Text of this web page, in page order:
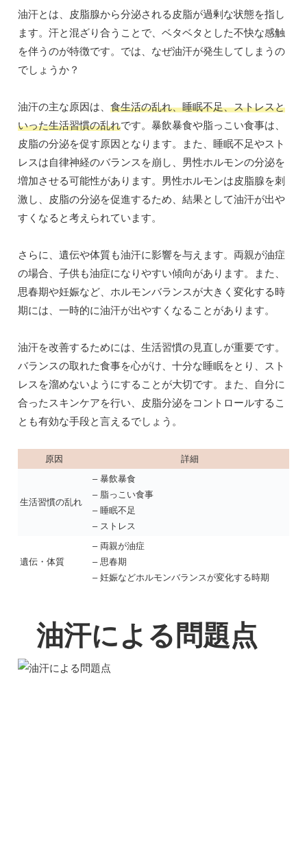
油汗とは、皮脂腺から分泌される皮脂が過剰な状態を指し
ます。汗と混ざり合うことで、ベタベタとした不快な感触
を伴うのが特徴です。では、なぜ油汗が発生してしまうの
でしょうか？
油汗の主な原因は、 食生活の乱れ、睡眠不足、ストレスと
いった生活習慣の乱れです。暴飲暴食や脂っこい食事は、
皮脂の分泌を促す原因となります。また、睡眠不足やスト
レスは自律神経のバランスを崩し、男性ホルモンの分泌を
増加させる可能性があります。男性ホルモンは皮脂腺を刺
激し、皮脂の分泌を促進するため、結果として油汗が出や
すくなると考えられています。
さらに、遺伝や体質も油汗に影響を与えます。両親が油症
の場合、子供も油症になりやすい傾向があります。また、
思春期や妊娠など、ホルモンバランスが大きく変化する時
期には、一時的に油汗が出やすくなることがあります。
油汗を改善するためには、生活習慣の見直しが重要です。
バランスの取れた食事を心がけ、十分な睡眠をとり、スト
レスを溜めないようにすることが大切です。また、自分に
合ったスキンケアを行い、皮脂分泌をコントロールするこ
とも有効な手段と言えるでしょう。
原因 詳細
生活習慣の乱れ
– 暴飲暴食
– 脂っこい食事
– 睡眠不足
– ストレス
遺伝・体質
– 両親が油症
– 思春期
– 妊娠などホルモンバランスが変化する時期
油汗による問題点